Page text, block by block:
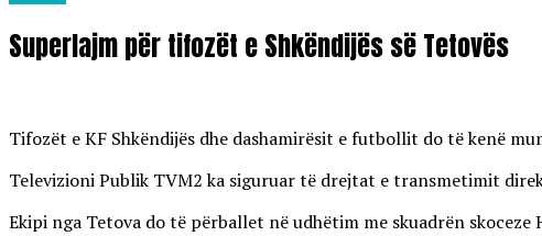
Superlajm për tifozët e Shkëndijës së Tetovës
Tifozët e KF Shkëndijës dhe dashamirësit e futbollit do të kenë
Televizioni Publik TVM2 ka siguruar të drejtat e transmetimit
Ekipi nga Tetova do të përballet në udhëtim me skuadrën